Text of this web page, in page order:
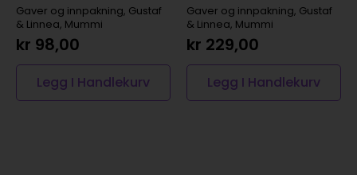
Gaver og innpakning, Gustaf
& Linnea, Mummi
kr 98,00
Legg I Handlekurv
Gaver og innpakning, Gustaf
& Linnea, Mummi
kr 229,00
Legg I Handlekurv